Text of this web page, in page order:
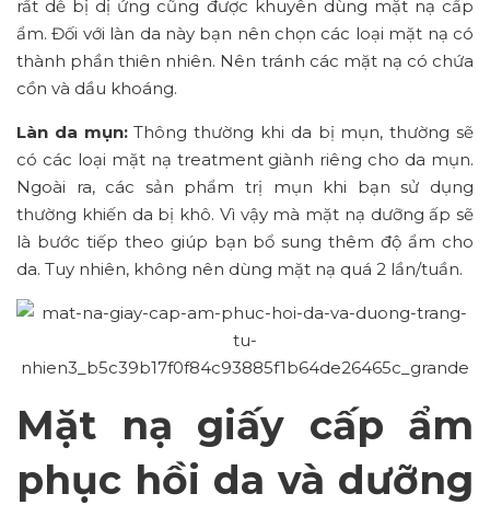
rất dễ bị dị ứng cũng được khuyên dùng mặt nạ cấp
ẩm. Đối với làn da này bạn nên chọn các loại mặt nạ có
thành phần thiên nhiên. Nên tránh các mặt nạ có chứa
cồn và dầu khoáng.
Làn da mụn:Thông thường khi da bị mụn, thường sẽ
có các loại mặt nạ treatment giành riêng cho da mụn.
Ngoài ra, các sản phẩm trị mụn khi bạn sử dụng
thường khiến da bị khô. Vì vậy mà mặt nạ dưỡng ấp sẽ
là bước tiếp theo giúp bạn bổ sung thêm độ ẩm cho
da. Tuy nhiên, không nên dùng mặt nạ quá 2 lần/tuần.
Mặt nạ giấy cấp ẩm
phục hồi da và dưỡng